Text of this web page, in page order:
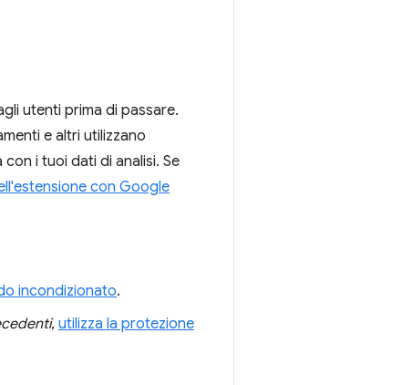
utenti prima di passare.
e altri utilizzano
i tuoi dati di analisi. Se
con Google
incondizionato.
, utilizza la protezione